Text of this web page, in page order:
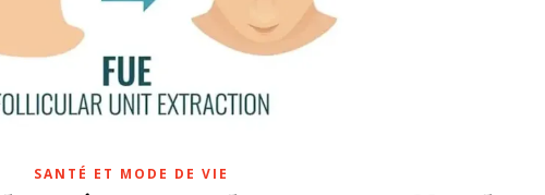
SANTÉ ET MODE DE VIE